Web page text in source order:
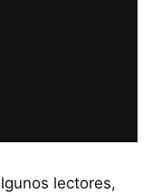
lectores,